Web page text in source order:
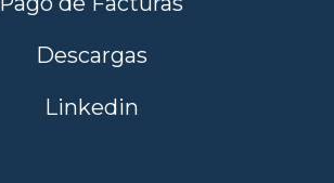
Descargas
Linkedin